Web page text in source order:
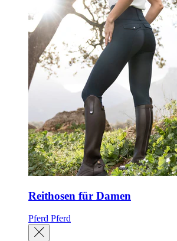
Reithosen für Damen
Pferd Pferd